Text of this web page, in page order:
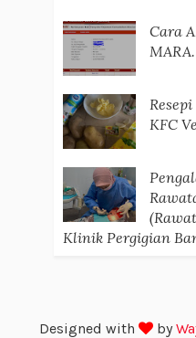
Cara
MARA.
KFC
Klinik Pergigian
Designed with by